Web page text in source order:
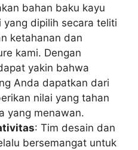
bahan baku kayu
yang dipilih secara teliti
ketahanan dan
kami. Dengan
yakin bahwa
Anda dapatkan dari
nilai yang tahan
yang menawan.
: Tim desain dan
bersemangat untuk